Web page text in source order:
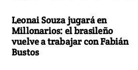
Leonai Souza jugará en
Millonarios: el brasileño
vuelve a trabajar con Fabián
Bustos